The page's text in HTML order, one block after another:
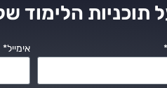
תוכניות הלימוד
אימייל*